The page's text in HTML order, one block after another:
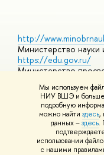
Мы используем
НИУ ВШЭ и
подробную
можно найти здесь,
данных –здесь.
использовании
с нашими
http://
Министерство науки
https://edu.gov.ru/
Министерство
https://
Массовые открытые
© НИУ ВШЭ 1993–2026
использования